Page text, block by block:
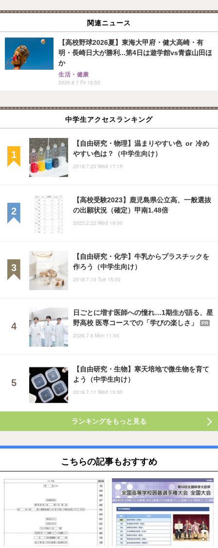
関連ニュース
【高校野球2026夏】東海大甲府・健大高崎・有
明・長崎日大が勝利...第4日は遊学館vs青森山田ほ
か
生活・健康
2026.8.7 Fri 15:52
中学生アクセスランキング
【自由研究・物理】温まりやすい色 or 冷め
やすい色は？（中学生向け）
2018.7.25 Wed 17:15
【高校受験2023】鹿児島県公立高、一般選抜
の出願状況（確定）甲南1.48倍
2023.2.22 Wed 19:00
【自由研究・化学】牛乳からプラスチックを
作ろう（中学生向け）
2018.7.10 Tue 15:00
日ごとに増す医師への憧れ…1期生が語る、星
野高校 医専コースでの「学びの楽しさ」
PR
2026.7.6 Mon 11:45
【自由研究・生物】寒天培地で微生物を育て
よう（中学生向け）
2018.7.11 Wed 15:00
ランキングをもっと見る
こちらの記事もおすすめ